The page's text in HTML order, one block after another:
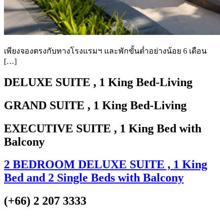
เพียงจองตรงกับทางโรงแรมฯ และพักขั้นต่ำอย่างน้อย 6 เดือน
[…]
DELUXE SUITE , 1 King Bed-Living
GRAND SUITE , 1 King Bed-Living
EXECUTIVE SUITE , 1 King Bed with
Balcony
2 BEDROOM DELUXE SUITE , 1 King
Bed and 2 Single Beds with Balcony
(+66) 2 207 3333